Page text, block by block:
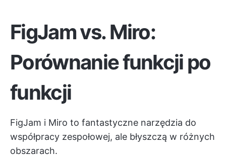
FigJam vs. Miro:
Porównanie funkcji po
funkcji
FigJam i Miro to fantastyczne narzędzia do
współpracy zespołowej, ale błyszczą w różnych
obszarach.